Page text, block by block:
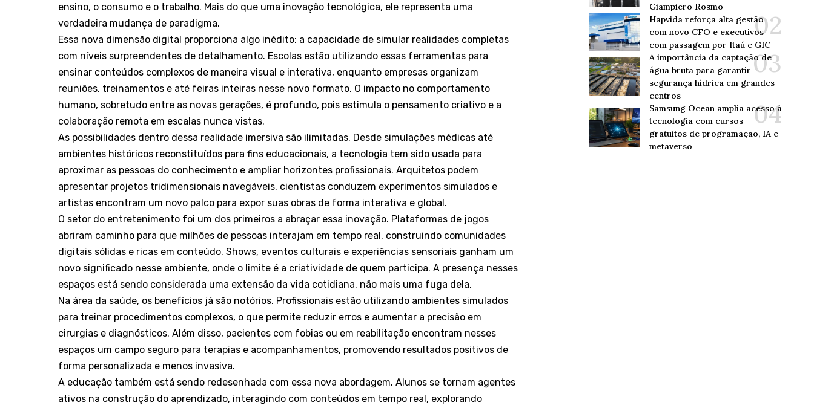
ensino, o consumo e o trabalho. Mais do que uma inovação tecnológica, ele representa uma
verdadeira mudança de paradigma.
Essa nova dimensão digital proporciona algo inédito: a capacidade de simular realidades completas
com níveis surpreendentes de detalhamento. Escolas estão utilizando essas ferramentas para
ensinar conteúdos complexos de maneira visual e interativa, enquanto empresas organizam
reuniões, treinamentos e até feiras inteiras nesse novo formato. O impacto no comportamento
humano, sobretudo entre as novas gerações, é profundo, pois estimula o pensamento criativo e a
colaboração remota em escalas nunca vistas.
As possibilidades dentro dessa realidade imersiva são ilimitadas. Desde simulações médicas até
ambientes históricos reconstituídos para fins educacionais, a tecnologia tem sido usada para
aproximar as pessoas do conhecimento e ampliar horizontes profissionais. Arquitetos podem
apresentar projetos tridimensionais navegáveis, cientistas conduzem experimentos simulados e
artistas encontram um novo palco para expor suas obras de forma interativa e global.
O setor do entretenimento foi um dos primeiros a abraçar essa inovação. Plataformas de jogos
abriram caminho para que milhões de pessoas interajam em tempo real, construindo comunidades
digitais sólidas e ricas em conteúdo. Shows, eventos culturais e experiências sensoriais ganham um
novo significado nesse ambiente, onde o limite é a criatividade de quem participa. A presença nesses
espaços está sendo considerada uma extensão da vida cotidiana, não mais uma fuga dela.
Na área da saúde, os benefícios já são notórios. Profissionais estão utilizando ambientes simulados
para treinar procedimentos complexos, o que permite reduzir erros e aumentar a precisão em
cirurgias e diagnósticos. Além disso, pacientes com fobias ou em reabilitação encontram nesses
espaços um campo seguro para terapias e acompanhamentos, promovendo resultados positivos de
forma personalizada e menos invasiva.
A educação também está sendo redesenhada com essa nova abordagem. Alunos se tornam agentes
ativos na construção do aprendizado, interagindo com conteúdos em tempo real, explorando
Giampiero Rosmo
Hapvida reforça alta gestão
com novo CFO e executivos
com passagem por Itaú e GIC
A importância da captação de
água bruta para garantir
segurança hídrica em grandes
centros
Samsung Ocean amplia acesso à
tecnologia com cursos
gratuitos de programação, IA e
metaverso